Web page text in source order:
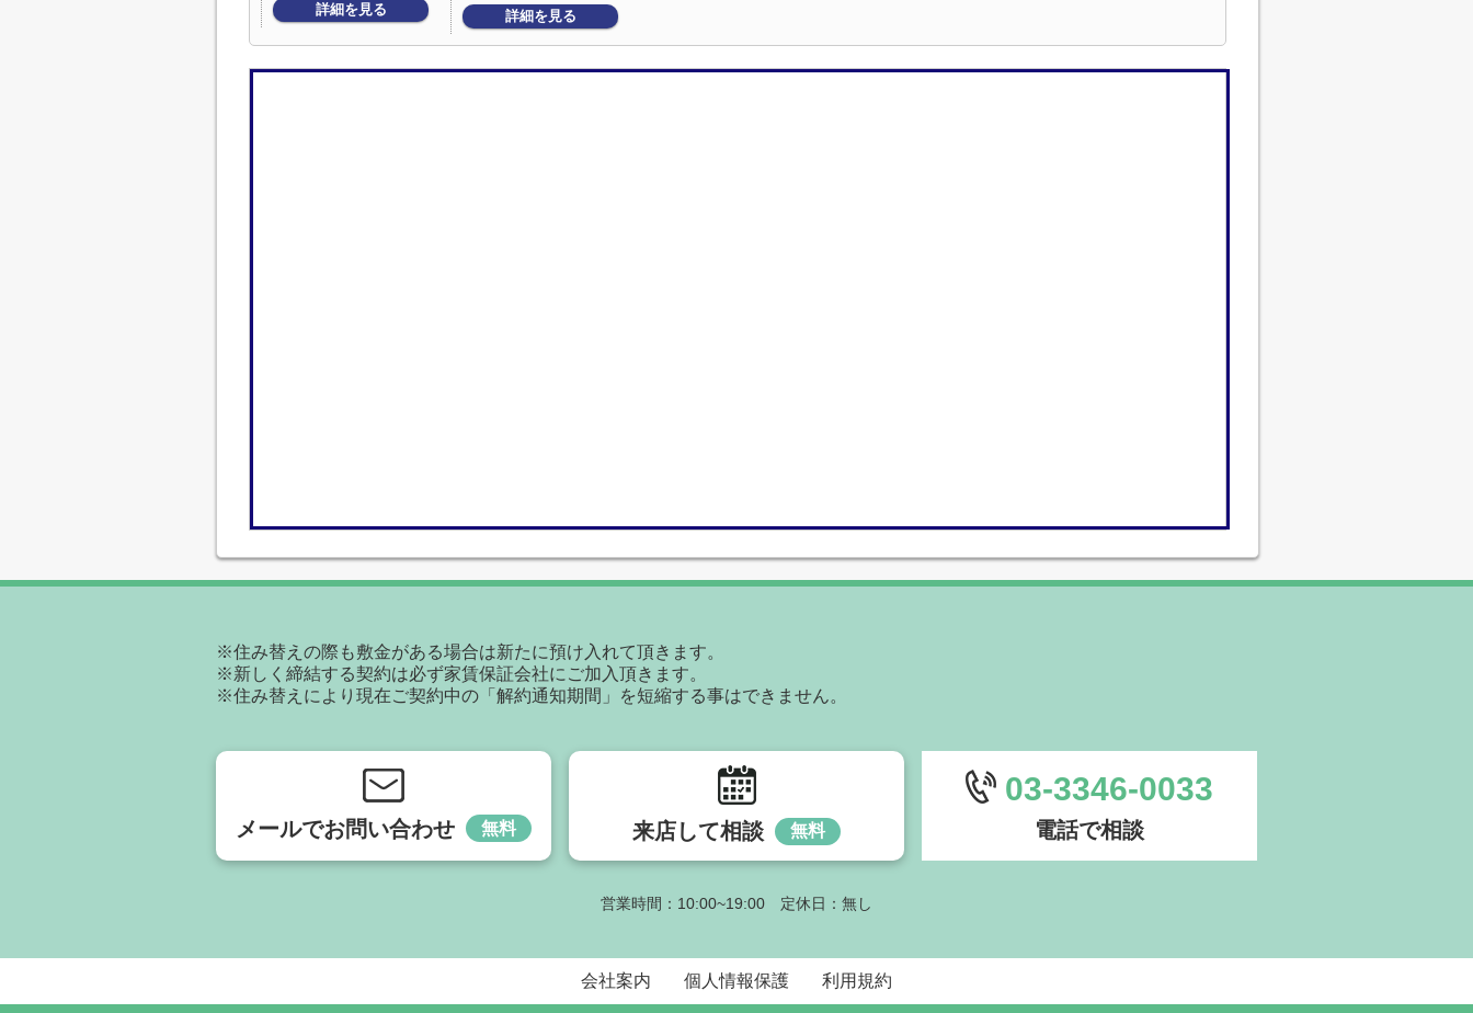
詳細を見る 詳細を見る
※住み替えの際も敷金がある場合は新たに預け入れて頂きます。
※新しく締結する契約は必ず家賃保証会社にご加入頂きます。
※住み替えにより現在ご契約中の「解約通知期間」を短縮する事はできません。
メールでお問い合わせ 無料 来店して相談 無料
03-3346-0033
電話で相談
営業時間：10:00~19:00 定休日：無し
会社案内 個人情報保護 利用規約